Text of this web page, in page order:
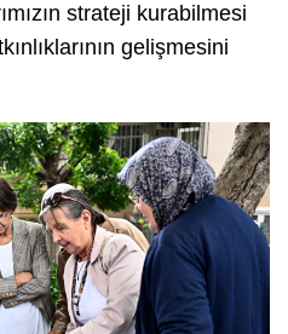
strateji kurabilmesi
gelişmesini